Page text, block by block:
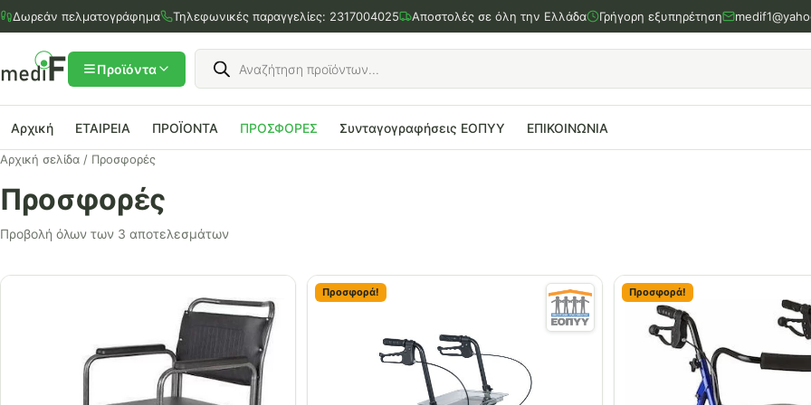
Μετάβαση
στο
περιεχόμενο
Δωρεάν πελματογράφημα Τηλεφωνικές παραγγελίες: 2317004025 Αποστολές σε όλη την Ελλάδα Γρήγορη εξυπηρέτηση
Προϊόντα
Products
search
Αρχική ΕΤΑΙΡΕΙΑ ΠΡΟΪΟΝΤΑ ΠΡΟΣΦΟΡΕΣ Συνταγογραφήσεις ΕΟΠΥΥ ΕΠΙΚΟΙΝΩΝΙΑ
Αρχική σελίδα / Προσφορές
Προσφορές
Προβολή όλων των 3 αποτελεσμάτων
Προσφορά! Προσφορά!